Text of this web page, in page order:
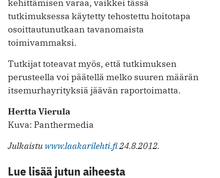
kehittämisen varaa, vaikkei tässä
tutkimuksessa käytetty tehostettu hoitotapa
osoittautunutkaan tavanomaista
toimivammaksi.
Tutkijat toteavat myös, että tutkimuksen
perusteella voi päätellä melko suuren määrän
itsemurhayrityksiä jäävän raportoimatta.
Hertta Vierula
Kuva: Panthermedia
Julkaistu www.laakarilehti.fi24.8.2012.
Lue lisää jutun aiheesta